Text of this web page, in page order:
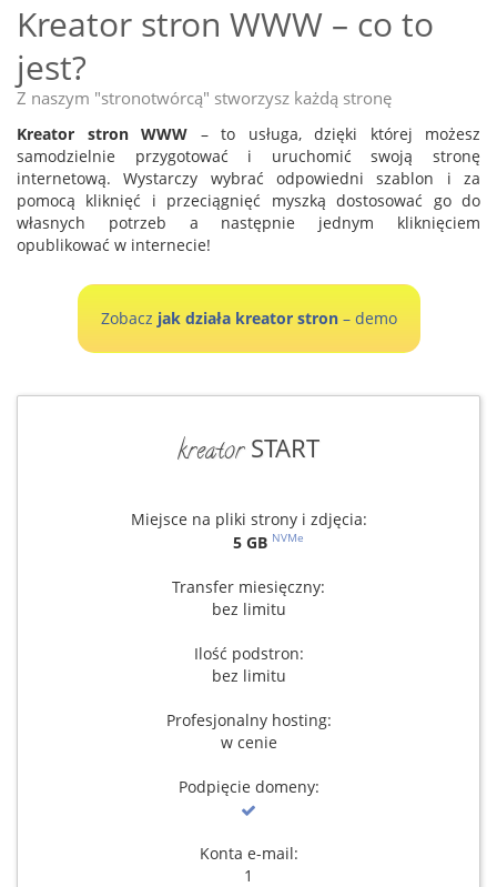
Kreator stron WWW – co to
jest?
Z naszym "stronotwórcą" stworzysz każdą stronę
Kreator stron WWW – to usługa, dzięki której możesz
samodzielnie przygotować i uruchomić swoją stronę
internetową. Wystarczy wybrać odpowiedni szablon i za
pomocą kliknięć i przeciągnięć myszką dostosować go do
własnych potrzeb a następnie jednym kliknięciem
opublikować w internecie!
Zobacz jak działa kreator stron– demo
kreatorSTART
Miejsce na pliki strony i zdjęcia:
5 GB NVMe
Transfer miesięczny:
bez limitu
Ilość podstron:
bez limitu
Profesjonalny hosting:
w cenie
Podpięcie domeny:
Konta e-mail:
1